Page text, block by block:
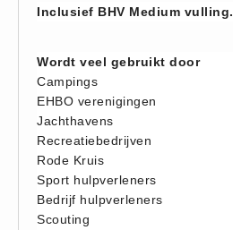
Brandvertragend (9)
Brandwondmaterialen
Brandwondmaterialen -
Algemeen (9)
CO2 meters
CO2 meters (0)
Corona maatregelen
Inclusief BHV Medium vulling.
Wordt veel gebruikt door
Campings
EHBO verenigingen
Jachthavens
Recreatiebedrijven
Rode Kruis
Sport hulpverleners
Bedrijf hulpverleners
Scouting